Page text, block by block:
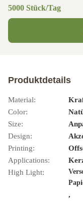
5000 Stück/Tag
Produktdetails
Material:
Color:
Size:
Design:
Printing:
Applications:
High Light:
,